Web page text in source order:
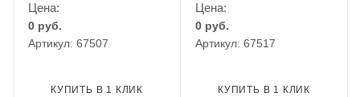
Цена:
0 руб.
Артикул: 67507
КУПИТЬ В 1 КЛИК
Цена:
0 руб.
Артикул: 67517
КУПИТЬ В 1 КЛИК